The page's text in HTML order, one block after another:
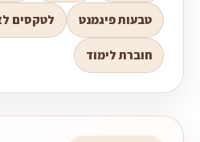
טבעות פיגמנט לטקסים
חוברת לימוד